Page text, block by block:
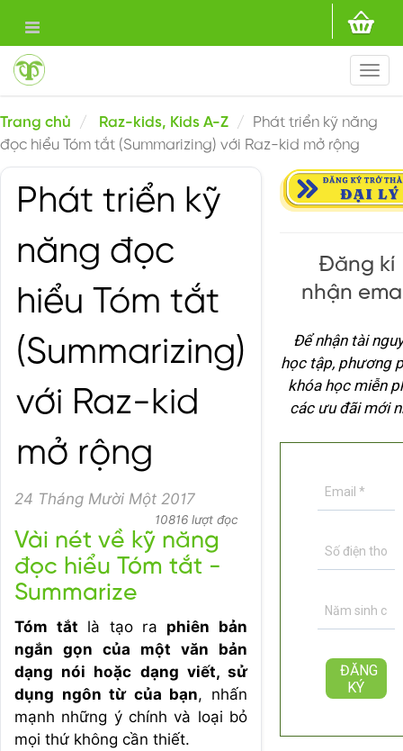
Trang chủ Raz-kids, Kids A-Z
Phát triển kỹ năng
đọc hiểu Tóm tắt (Summarizing) với Raz-kid mở rộng
Phát triển kỹ
năng đọc
hiểu Tóm tắt
(Summarizing)
với Raz-kid
mở rộng
24 Tháng Mười Một 2017
10816 lượt đọc
Vài nét về kỹ năng
đọc hiểu Tóm tắt -
Summarize
Tóm tắt là tạo ra phiên bản
ngắn gọn của một văn bản
dạng nói hoặc dạng viết, sử
dụng ngôn từ của bạn, nhấn
mạnh những ý chính và loại bỏ
mọi thứ không cần thiết.
Đăng kí
nhận
Để nhận tài
học tập, phương
khóa học miễn
các ưu đãi mới